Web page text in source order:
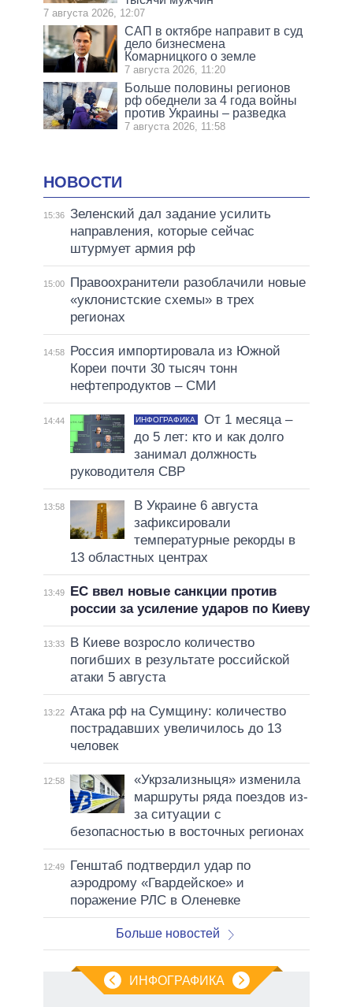
7 августа 2026, 12:07
САП в октябре направит в суд
дело бизнесмена
Комарницкого о земле
7 августа 2026, 11:20
Больше половины регионов
рф обеднели за 4 года войны
против Украины – разведка
7 августа 2026, 11:58
НОВОСТИ
15:36 Зеленский дал задание усилить
направления, которые сейчас
штурмует армия рф
15:00
Правоохранители разоблачили новые
«уклонистские схемы» в трех
регионах
14:58
Россия импортировала из Южной
Кореи почти 30 тысяч тонн
нефтепродуктов – СМИ
14:44 ИНФОГРАФИКА
От 1 месяца –
до 5 лет: кто и как долго
занимал должность
руководителя СВР
13:58
В Украине 6 августа
зафиксировали
температурные рекорды в
13 областных центрах
13:49
ЕС ввел новые санкции против
россии за усиление ударов по Киеву
13:33
В Киеве возросло количество
погибших в результате российской
атаки 5 августа
13:22 Атака рф на Сумщину: количество
пострадавших увеличилось до 13
человек
12:58
«Укрзализныця» изменила
маршруты ряда поездов из-
за ситуации с
безопасностью в восточных регионах
12:49
Генштаб подтвердил удар по
аэродрому «Гвардейское» и
поражение РЛС в Оленевке
Больше новостей
ИНФОГРАФИКА